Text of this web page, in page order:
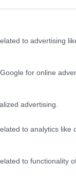
to advertising
for online
advertising.
to analytics like
to functionality